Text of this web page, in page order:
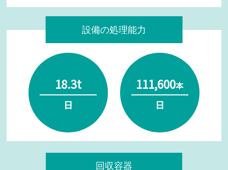
設備の処理能力
18.3t
日
111,600本
日
回収容器